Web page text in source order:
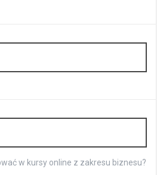
w kursy online z zakresu biznesu?